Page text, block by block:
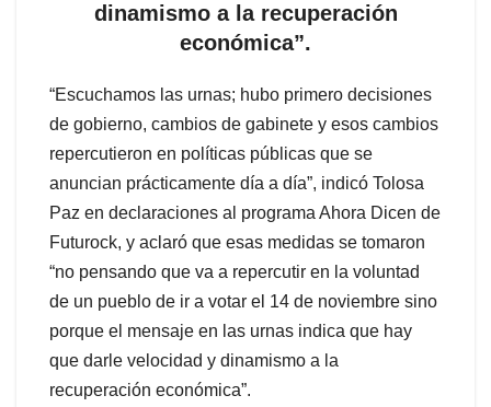
dinamismo a la recuperación
económica”.
“Escuchamos las urnas; hubo primero decisiones
de gobierno, cambios de gabinete y esos cambios
repercutieron en políticas públicas que se
anuncian prácticamente día a día”, indicó Tolosa
Paz en declaraciones al programa Ahora Dicen de
Futurock, y aclaró que esas medidas se tomaron
“no pensando que va a repercutir en la voluntad
de un pueblo de ir a votar el 14 de noviembre sino
porque el mensaje en las urnas indica que hay
que darle velocidad y dinamismo a la
recuperación económica”.